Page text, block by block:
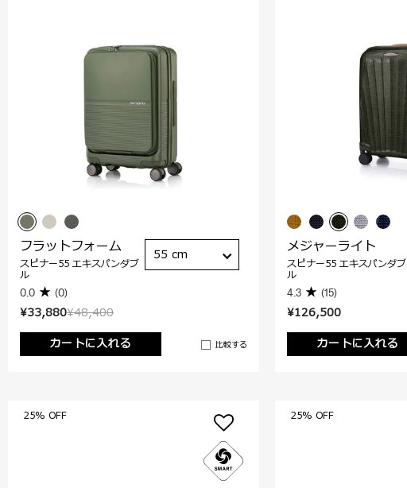
¥48,400
¥33,880
カートに入れる
比較する
フラットフォーム
スピナー55 エキスパンダブ
ル
0.0 (0)
55 cm
¥126,500
カートに入れる
メジャーライト
スピナー55 エキスパンダブ
ル
4.3 (15)
25% OFF 25% OFF